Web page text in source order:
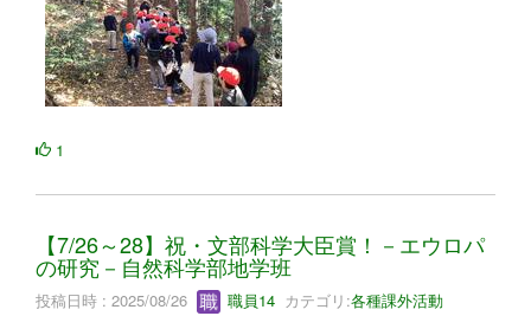
1
【7/26～28】祝・文部科学大臣賞！－エウロパ
の研究－自然科学部地学班
投稿日時 : 2025/08/26 職員14 カテゴリ:各種課外活動